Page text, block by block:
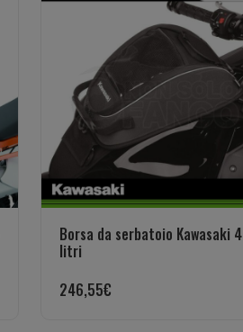
Borsa da serbatoio Kawasaki 4
litri
246,55€